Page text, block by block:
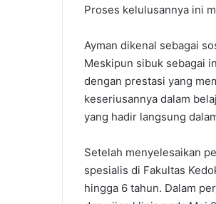
Proses kelulusannya ini
Ayman dikenal sebagai
Meskipun sibuk sebagai
dengan prestasi yang
keseriusannya dalam
yang hadir langsung
Setelah menyelesaikan
spesialis di Fakultas
hingga 6 tahun. Dalam